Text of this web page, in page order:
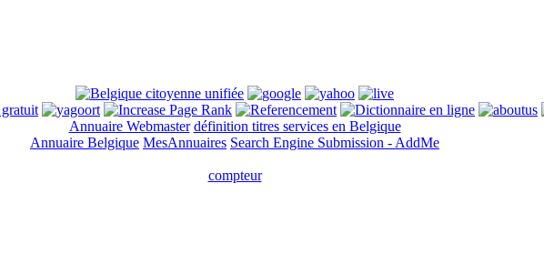
Annuaire Webmaster définition titres services en Belgique
Annuaire Belgique MesAnnuaires Search Engine Submission - AddMe
compteur